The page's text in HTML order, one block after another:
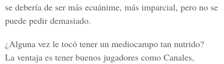
se debería de ser más ecuánime, más imparcial, pero no se
puede pedir demasiado.
¿Alguna vez le tocó tener un mediocampo tan nutrido?
La ventaja es tener buenos jugadores como Canales,